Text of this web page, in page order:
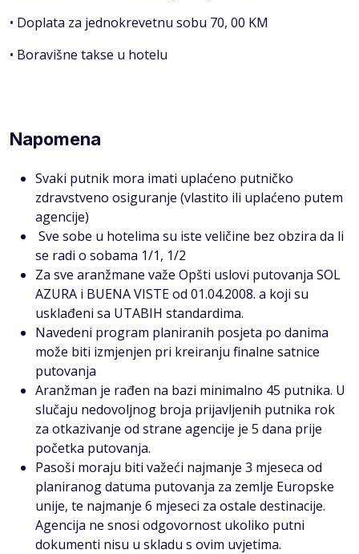
• Doplata za jednokrevetnu sobu 70, 00 KM
• Boravišne takse u hotelu
Napomena
Svaki putnik mora imati uplaćeno putničko
zdravstveno osiguranje (vlastito ili uplaćeno putem
agencije)
Sve sobe u hotelima su iste veličine bez obzira da li
se radi o sobama 1/1, 1/2
Za sve aranžmane važe Opšti uslovi putovanja SOL
AZURA i BUENA VISTE od 01.04.2008. a koji su
usklađeni sa UTABIH standardima.
Navedeni program planiranih posjeta po danima
može biti izmjenjen pri kreiranju finalne satnice
putovanja
Aranžman je rađen na bazi minimalno 45 putnika. U
slučaju nedovoljnog broja prijavljenih putnika rok
za otkazivanje od strane agencije je 5 dana prije
početka putovanja.
Pasoši moraju biti važeći najmanje 3 mjeseca od
planiranog datuma putovanja za zemlje Europske
unije, te najmanje 6 mjeseci za ostale destinacije.
Agencija ne snosi odgovornost ukoliko putni
dokumenti nisu u skladu s ovim uvjetima.